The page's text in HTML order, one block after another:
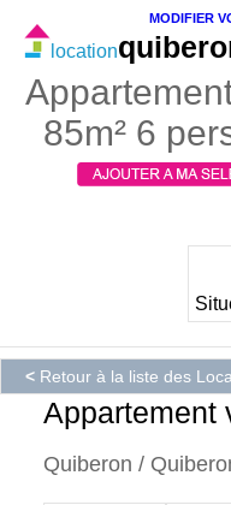
85m² 6
location
< Retour à la liste des
Appartement
Quiberon /
MODIFIER